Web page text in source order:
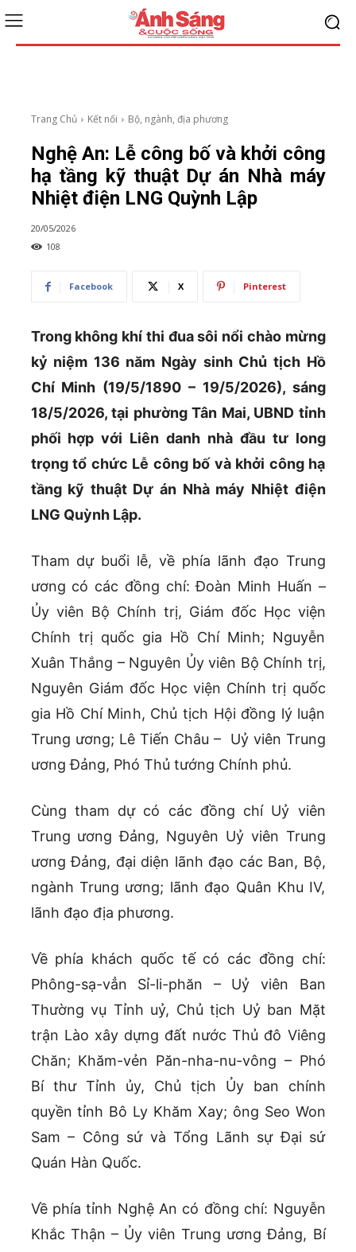
Trang Chủ Kết nối Bộ, ngành, địa phương
Nghệ An: Lễ công bố và khởi công
hạ tầng kỹ thuật Dự án Nhà máy
Nhiệt điện LNG Quỳnh Lập
20/05/2026
108
Facebook X Pinterest
Trong không khí thi đua sôi nổi chào mừng
kỷ niệm 136 năm Ngày sinh Chủ tịch Hồ
Chí Minh (19/5/1890 – 19/5/2026), sáng
18/5/2026, tại phường Tân Mai, UBND tỉnh
phối hợp với Liên danh nhà đầu tư long
trọng tổ chức Lễ công bố và khởi công hạ
tầng kỹ thuật Dự án Nhà máy Nhiệt điện
LNG Quỳnh Lập.
Tham dự buổi lễ, về phía lãnh đạo Trung
ương có các đồng chí: Đoàn Minh Huấn –
Ủy viên Bộ Chính trị, Giám đốc Học viện
Chính trị quốc gia Hồ Chí Minh; Nguyễn
Xuân Thắng – Nguyên Ủy viên Bộ Chính trị,
Nguyên Giám đốc Học viện Chính trị quốc
gia Hồ Chí Minh, Chủ tịch Hội đồng lý luận
Trung ương; Lê Tiến Châu – Uỷ viên Trung
ương Đảng, Phó Thủ tướng Chính phủ.
Cùng tham dự có các đồng chí Uỷ viên
Trung ương Đảng, Nguyên Uỷ viên Trung
ương Đảng, đại diện lãnh đạo các Ban, Bộ,
ngành Trung ương; lãnh đạo Quân Khu IV,
lãnh đạo địa phương.
Về phía khách quốc tế có các đồng chí:
Phông-sạ-vẳn Sỉ-li-phăn – Uỷ viên Ban
Thường vụ Tỉnh uỷ, Chủ tịch Uỷ ban Mặt
trận Lào xây dựng đất nước Thủ đô Viêng
Chăn; Khăm-vẻn Păn-nha-nu-vông – Phó
Bí thư Tỉnh ủy, Chủ tịch Ủy ban chính
quyền tỉnh Bô Ly Khăm Xay; ông Seo Won
Sam – Công sứ và Tổng Lãnh sự Đại sứ
Quán Hàn Quốc.
Về phía tỉnh Nghệ An có đồng chí: Nguyễn
Khắc Thận – Ủy viên Trung ương Đảng, Bí